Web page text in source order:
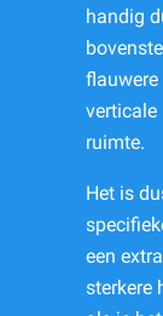
handig
flauwere
verticale
ruimte.
Het is
een
sterkere